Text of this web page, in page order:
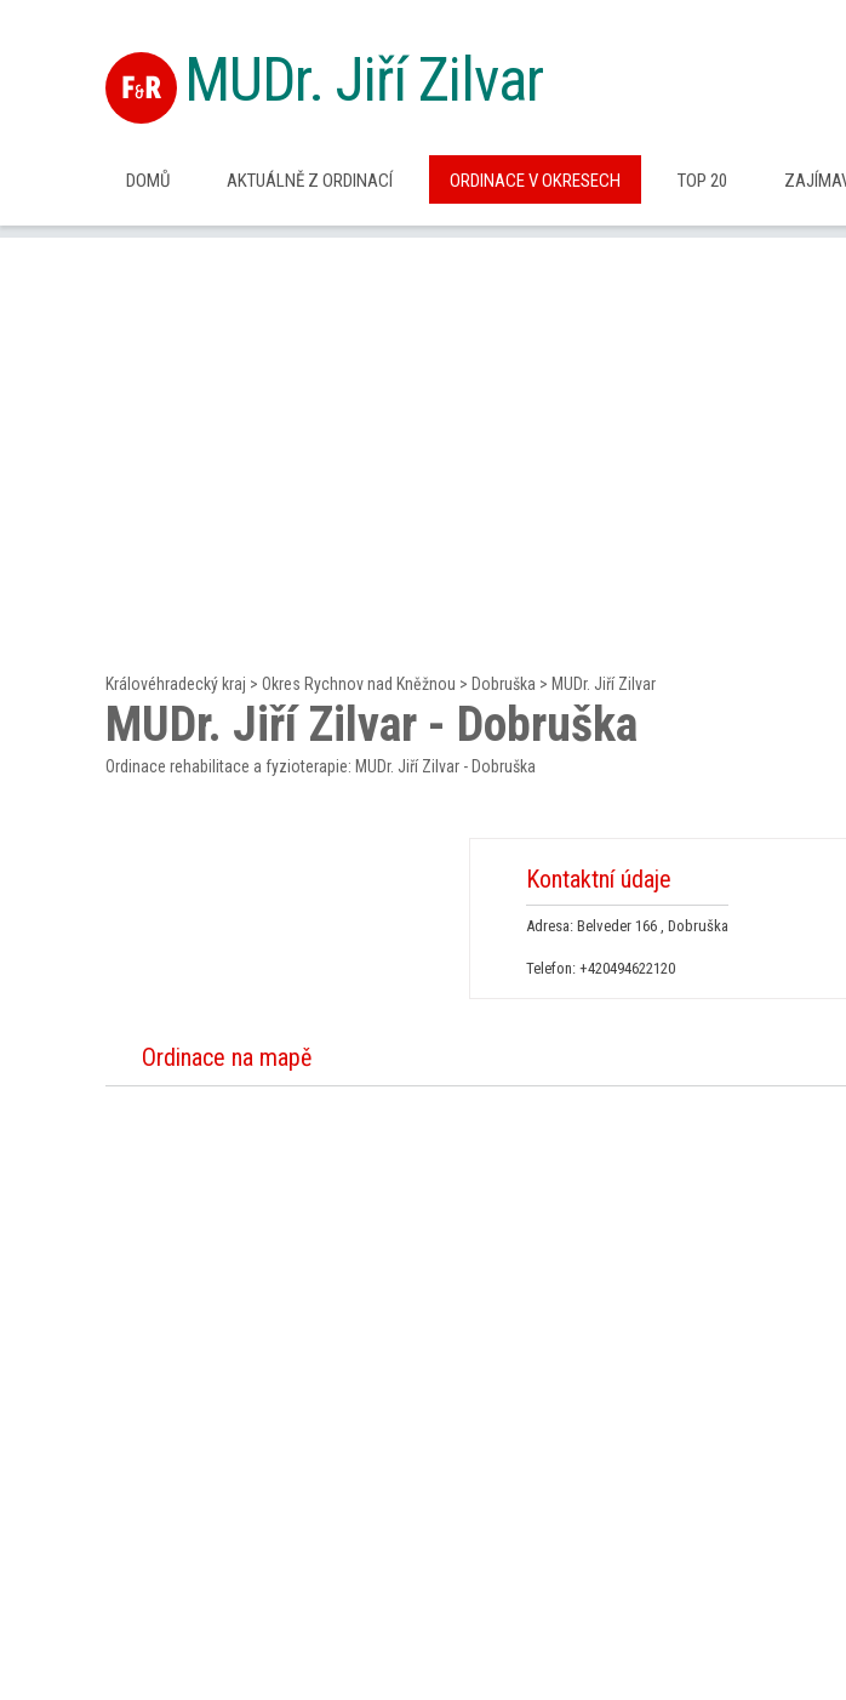
MUDr. Jiří Zilvar
DOMŮ AKTUÁLNĚ Z ORDINACÍ ORDINACE V OKRESECH TOP 20
Královéhradecký kraj > Okres Rychnov nad Kněžnou > Dobruška > MUDr. Jiří Zilvar
MUDr. Jiří Zilvar - Dobruška
Ordinace rehabilitace a fyzioterapie: MUDr. Jiří Zilvar - Dobruška
Kontaktní údaje
Adresa: Belveder 166 , Dobruška
Telefon: +420494622120
Ordinace na mapě